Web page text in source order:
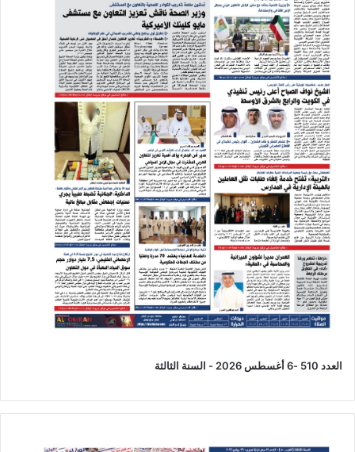
العدد 510 -6 أغسطس 2026 - السنة الثالثة